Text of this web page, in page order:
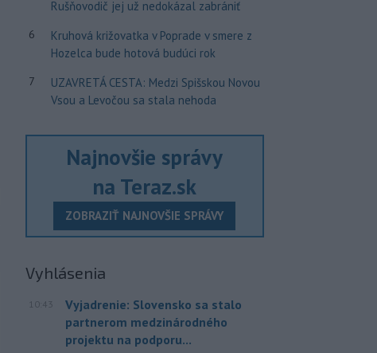
Rušňovodič jej už nedokázal zabrániť
6
Kruhová križovatka v Poprade v smere z
Hozelca bude hotová budúci rok
7
UZAVRETÁ CESTA: Medzi Spišskou Novou
Vsou a Levočou sa stala nehoda
Najnovšie správy
na Teraz.sk
ZOBRAZIŤ NAJNOVŠIE SPRÁVY
Vyhlásenia
10:43
Vyjadrenie: Slovensko sa stalo
partnerom medzinárodného
projektu na podporu...